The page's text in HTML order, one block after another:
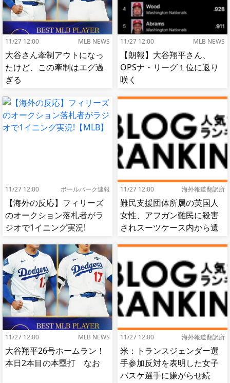
11/27 12:00 MLB NEWS
大谷さん牽制アウトになっ
たけど、この牽制はエグ過
ぎる
11/27 12:00 MLB NEWS
【朗報】大谷翔平さん、
OPSナ・リーグ１位に返り
咲く
11/27 12:00 ボールパーク速報
【海外の反応】フィリーズ
のオークション落札者がラ
ジオで1イニング実況!
11/27 12:00 海外報道翻訳所
難民支援団体所属の英国人
女性、アフガン難民に殺害
されスーツケース内から遺
11/27 12:00 MLB NEWS
大谷翔平26号ホームラン！
本日2本目の本塁打 なお
11/27 12:00 海外報道翻訳所
米：トランスジェンダー選
手参加反対を表明した女子
バスケ選手に嫌がらせ続